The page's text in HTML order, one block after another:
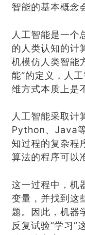
智能的基本概念
人工智能是一个
的人类认知的计
机模仿人类智能
能”的定义，人
维方式本质上是
人工智能采取计
Python、Java
知过程的复杂程
算法的程序可以
这一过程中，机
变量，并找到这
题。因此，机器
反复试验“学习”